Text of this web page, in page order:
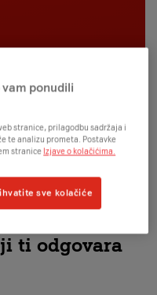
ti odgovara
ponudili
stranice, prilagodbu sadržaja i
te analizu prometa. Postavke
stranice Izjave o kolačićima.
sve kolačiće